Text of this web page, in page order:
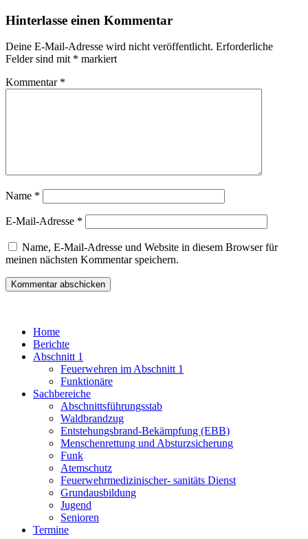
Hinterlasse einen Kommentar
Deine E-Mail-Adresse wird nicht veröffentlicht. Erforderliche
Felder sind mit * markiert
Kommentar *
Name *
E-Mail-Adresse *
Name, E-Mail-Adresse und Website in diesem Browser für
meinen nächsten Kommentar speichern.
Home
Berichte
Abschnitt 1
Feuerwehren im Abschnitt 1
Funktionäre
Sachbereiche
Abschnittsführungsstab
Waldbrandzug
Entstehungsbrand-Bekämpfung (EBB)
Menschenrettung und Absturzsicherung
Funk
Atemschutz
Feuerwehrmedizinischer- sanitäts Dienst
Grundausbildung
Jugend
Senioren
Termine